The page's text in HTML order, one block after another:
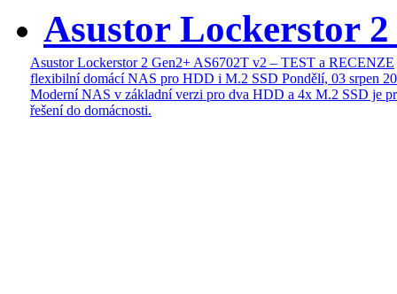
Asustor Lockerstor
Asustor Lockerstor 2 Gen2+ AS6702T v2 – TEST a RECENZE
flexibilní domácí NAS pro HDD i M.2 SSD Pondělí, 03 srpen
Moderní NAS v základní verzi pro dva HDD a 4x M.2 SSD je
řešení do domácnosti.